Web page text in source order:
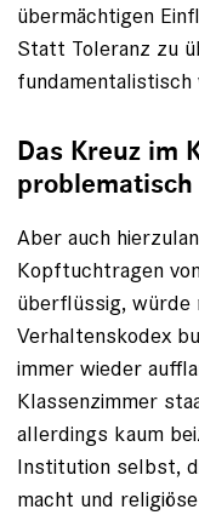
übermächtigen
Statt Toleranz zu
Das Kreuz im
problematisch
Aber auch
Kopftuchtragen
überflüssig, würde
Verhaltenskodex
immer wieder
Klassenzimmer
allerdings kaum
Institution selbst,
macht und